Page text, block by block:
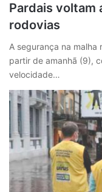
Pardais voltam
rodovias
A segurança na
partir de amanhã (9),
velocidade…